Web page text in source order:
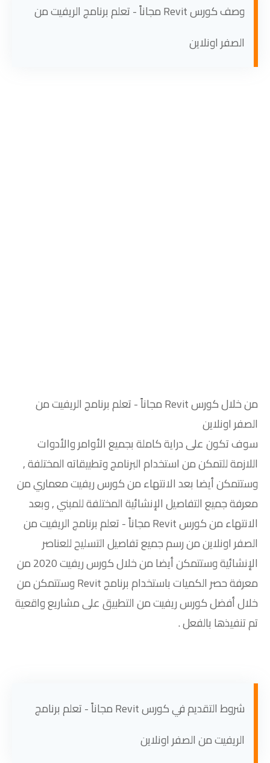
وصف كورس Revit مجاناً - تعلم برنامج الريفيت من
الصفر اونلاين
من خلال كورس Revit مجاناً - تعلم برنامج الريفيت من
الصفر اونلاين
سوف تكون على دراية كاملة بجميع الأوامر والأدوات
اللازمة للتمكن من استخدام البرنامج وتطبيقاته المختلفة ,
وستتمكن أيضا بعد الانتهاء من كورس ريفيت معماري من
معرفة جميع التفاصيل الإنشائية المختلفة للمبني , وبعد
الانتهاء من كورس Revit مجاناً - تعلم برنامج الريفيت من
الصفر اونلاين من رسم جميع تفاصيل التسليح للعناصر
الإنشائية وستتمكن أيضا من خلال كورس ريفيت 2020 من
معرفة حصر الكميات باستخدام برنامج Revit وستتمكن من
خلال أفضل كورس ريفيت من التطبيق على مشاريع واقعية
تم تنفيذها بالفعل .
شروط التقديم في كورس Revit مجاناً - تعلم برنامج
الريفيت من الصفر اونلاين